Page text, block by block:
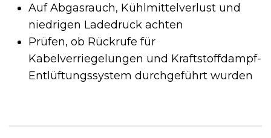
Auf Abgasrauch, Kühlmittelverlust und
niedrigen Ladedruck achten
Prüfen, ob Rückrufe für
Kabelverriegelungen und Kraftstoffdampf-
Entlüftungssystem durchgeführt wurden